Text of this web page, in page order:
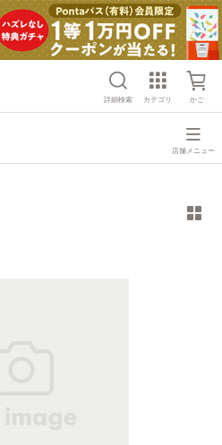
詳細検索 カテゴリ かご
店舗メニュー